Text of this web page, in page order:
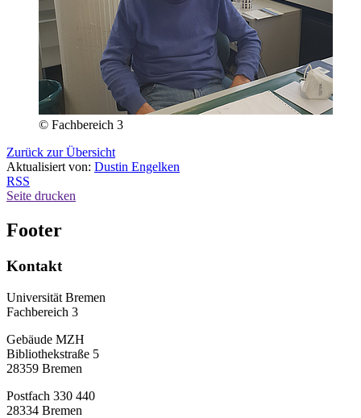
© Fachbereich 3
Zurück zur Übersicht
Aktualisiert von: Dustin Engelken
RSS
Seite drucken
Footer
Kontakt
Universität Bremen
Fachbereich 3
Gebäude MZH
Bibliothekstraße 5
28359 Bremen
Postfach 330 440
28334 Bremen